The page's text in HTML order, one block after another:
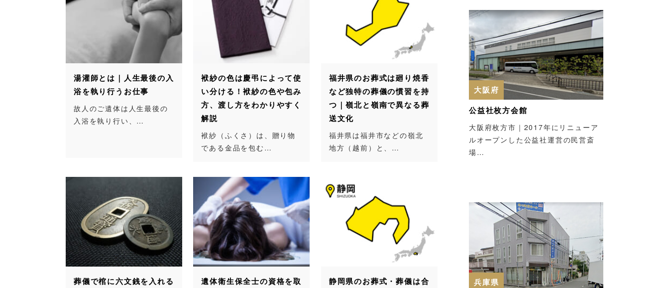
湯灌師とは｜人生最後の入
浴を執り行うお仕事
故人のご遺体は人生最後の
入浴を執り行い、…
袱紗の色は慶弔によって使
い分ける！袱紗の色や包み
方、渡し方をわかりやすく
解説
袱紗（ふくさ）は、贈り物
である金品を包む…
福井県のお葬式は廻り焼香
など独特の葬儀の慣習を持
つ｜嶺北と嶺南で異なる葬
送文化
福井県は福井市などの嶺北
地方（越前）と、…
葬儀で棺に六文銭を入れる
遺体衛生保全士の資格を取
静岡県のお葬式・葬儀は合
大阪府
公益社枚方会館
大阪府枚方市｜2017年にリニューア
ルオープンした公益社運営の民営斎
場…
兵庫県